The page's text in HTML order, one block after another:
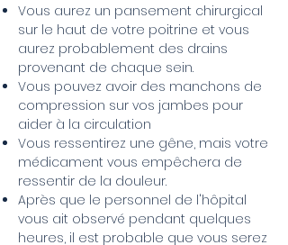
Vous aurez un pansement chirurgical
sur le haut de votre poitrine et vous
aurez probablement des drains
provenant de chaque sein.
Vous pouvez avoir des manchons de
compression sur vos jambes pour
aider à la circulation
Vous ressentirez une gêne, mais votre
médicament vous empêchera de
ressentir de la douleur.
Après que le personnel de l'hôpital
vous ait observé pendant quelques
heures, il est probable que vous serez